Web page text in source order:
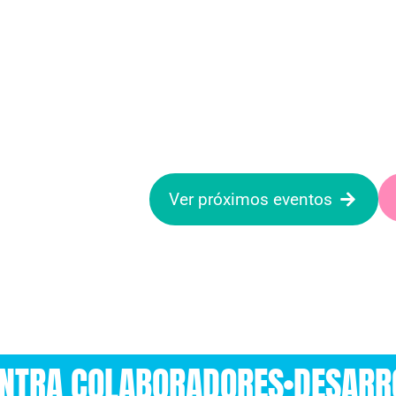
Ver próximos eventos
COLABORADORES